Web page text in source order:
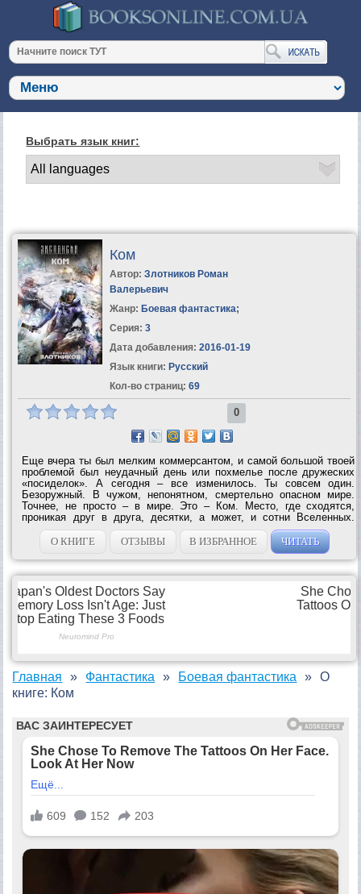
Выбрать язык книг:
Ком
Автор: Злотников Роман
Валерьевич
Жанр: Боевая фантастика;
Серия: 3
Дата добавления: 2016-01-19
Язык книги: Русский
Кол-во страниц: 69
0
Еще вчера ты был мелким коммерсантом, и самой большой твоей
проблемой был неудачный день или похмелье после дружеских
«посиделок». А сегодня – все изменилось. Ты совсем один.
Безоружный. В чужом, непонятном, смертельно опасном мире.
Точнее, не просто – в мире. Это – Ком. Место, где сходятся,
проникая друг в друга, десятки, а может, и сотни Вселенных.
Место, площадь которого невозможно измерить. Место, где не
действуют...
О КНИГЕ ОТЗЫВЫ В ИЗБРАННОЕ ЧИТАТЬ
Главная Фантастика Боевая фантастика
О
книге: Ком